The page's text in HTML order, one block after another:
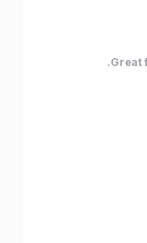
Great